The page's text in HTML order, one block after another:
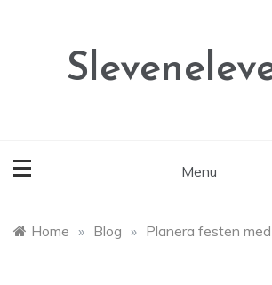
Menu
Home » Blog » Planera festen